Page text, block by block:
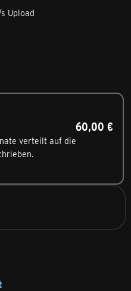
Upload
60,00 €
verteilt auf die